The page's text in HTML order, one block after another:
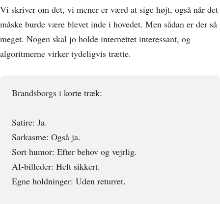
Vi skriver om det, vi mener er værd at sige højt, også når det
måske burde være blevet inde i hovedet. Men sådan er der så
meget. Nogen skal jo holde internettet interessant, og
algoritmerne virker tydeligvis trætte.
Brandsborgs i korte træk:
Satire: Ja.
Sarkasme: Også ja.
Sort humor: Efter behov og vejrlig.
AI-billeder: Helt sikkert.
Egne holdninger: Uden returret.